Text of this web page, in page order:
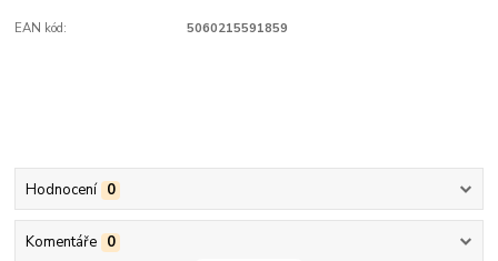
EAN kód: 5060215591859
Hodnocení 0
Komentáře 0